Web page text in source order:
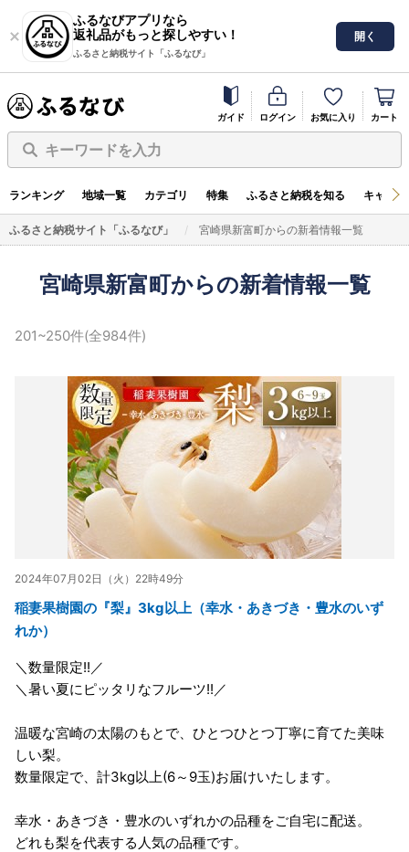
ふるなびアプリなら
返礼品がもっと探しやすい！
ふるさと納税サイト「ふるなび」
開く
ガイド ログイン お気に入り カート
キーワードを入力
ランキング 地域一覧 カテゴリ 特集 ふるさと納税を知る キャン
ふるさと納税サイト「ふるなび」 宮崎県新富町からの新着情報一覧
宮崎県新富町からの新着情報一覧
201~250件(全984件)
2024年07月02日（火）22時49分
稲妻果樹園の『梨』3kg以上（幸水・あきづき・豊水のいず
れか）
＼数量限定!!／
＼暑い夏にピッタリなフルーツ!!／
温暖な宮崎の太陽のもとで、ひとつひとつ丁寧に育てた美味
しい梨。
数量限定で、計3kg以上(6～9玉)お届けいたします。
幸水・あきづき・豊水のいずれかの品種をご自宅に配送。
どれも梨を代表する人気の品種です。